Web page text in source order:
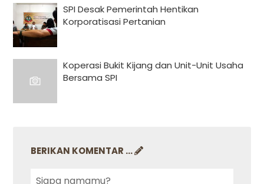
SPI Desak Pemerintah Hentikan
Korporatisasi Pertanian
Koperasi Bukit Kijang dan Unit-Unit Usaha
Bersama SPI
BERIKAN KOMENTAR ...